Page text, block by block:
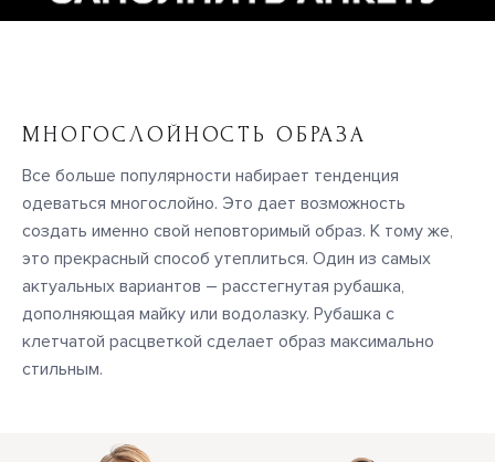
МНОГОСЛОЙНОСТЬ ОБРАЗА
Все больше популярности набирает тенденция
одеваться многослойно. Это дает возможность
создать именно свой неповторимый образ. К тому же,
это прекрасный способ утеплиться. Один из самых
актуальных вариантов – расстегнутая рубашка,
дополняющая майку или водолазку. Рубашка с
клетчатой расцветкой сделает образ максимально
стильным.